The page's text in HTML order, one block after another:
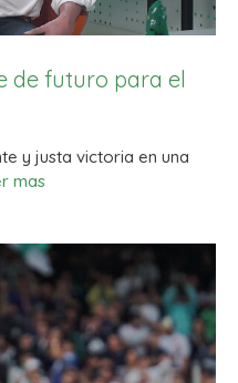
de futuro para el
y justa victoria en una
mas